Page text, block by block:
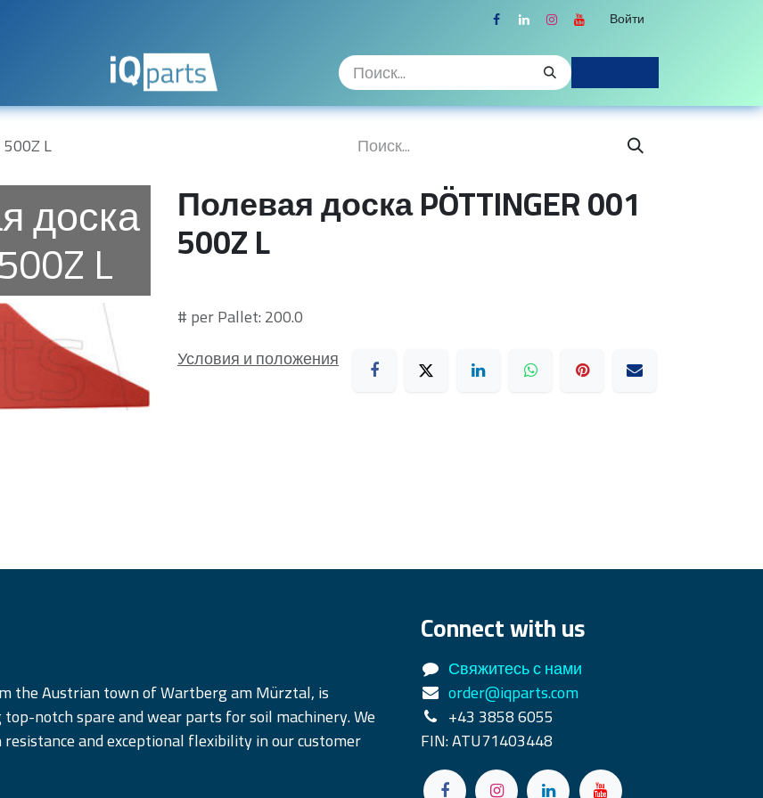
Войти
The Company Hilfe
L
доска
L
Полевая доска PÖTTINGER 001
500Z L
# per Pallet: 200.0
Условия и положения
Connect with us
Свяжитесь с нами
order@iqparts.com
+43 3858 6055
FIN: ATU71403448
the Austrian town of Wartberg am Mürztal, is
notch spare and wear parts for soil machinery. We
and exceptional flexibility in our customer